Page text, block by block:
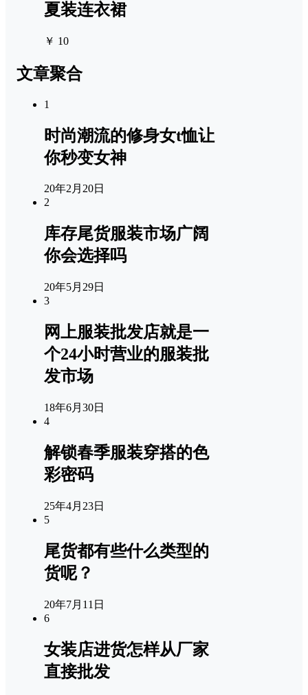
夏装连衣裙
￥ 10
文章聚合
1
时尚潮流的修身女t恤让
你秒变女神
20年2月20日
2
库存尾货服装市场广阔
你会选择吗
20年5月29日
3
网上服装批发店就是一
个24小时营业的服装批
发市场
18年6月30日
4
解锁春季服装穿搭的色
彩密码
25年4月23日
5
尾货都有些什么类型的
货呢？
20年7月11日
6
女装店进货怎样从厂家
直接批发